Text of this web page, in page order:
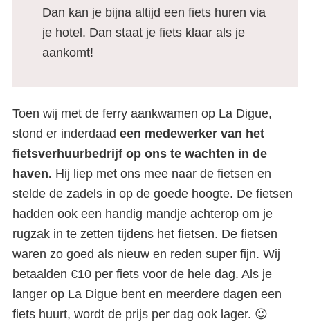
Het eiland La Digue: dit is er
Dan kan je bijna altijd een fiets huren via
je hotel. Dan staat je fiets klaar als je
aankomt!
Toen wij met de ferry aankwamen op La Digue,
stond er inderdaad een medewerker van het
fietsverhuurbedrijf op ons te wachten in de
haven. Hij liep met ons mee naar de fietsen en
stelde de zadels in op de goede hoogte. De fietsen
hadden ook een handig mandje achterop om je
rugzak in te zetten tijdens het fietsen. De fietsen
waren zo goed als nieuw en reden super fijn. Wij
betaalden €10 per fiets voor de hele dag. Als je
langer op La Digue bent en meerdere dagen een
fiets huurt, wordt de prijs per dag ook lager. 😉